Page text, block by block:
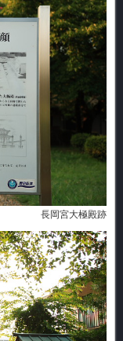
長岡宮大極殿跡